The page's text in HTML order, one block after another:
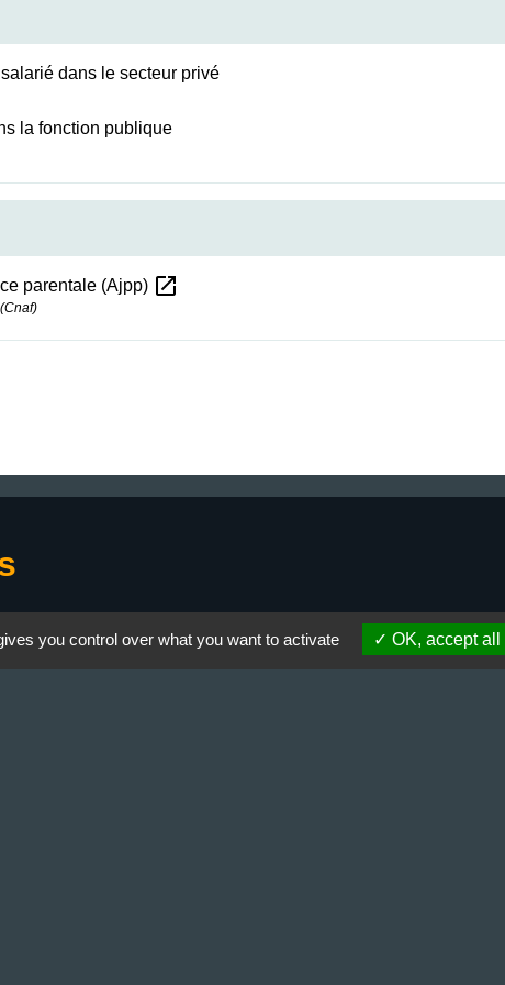
dans le secteur privé
la fonction publique
parentale (Ajpp) open_in_new
you control over what you want to activate OK, accept all